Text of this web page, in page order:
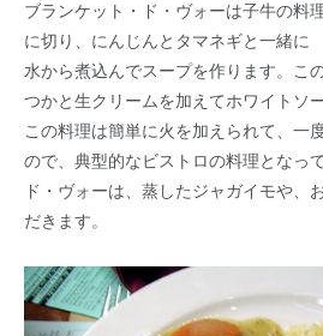
ブランケット・ド・ヴォーは子牛の料
に切り、にんじんとタマネギと一緒に
水から煮込んでスープを作ります。こ
つかと生クリームを加えてホワイトソ
この料理は簡単に火を加えられて、一
ので、典型的なビストロの料理となっ
ド・ヴォーは、 蒸したジャガイモや、
だきます。